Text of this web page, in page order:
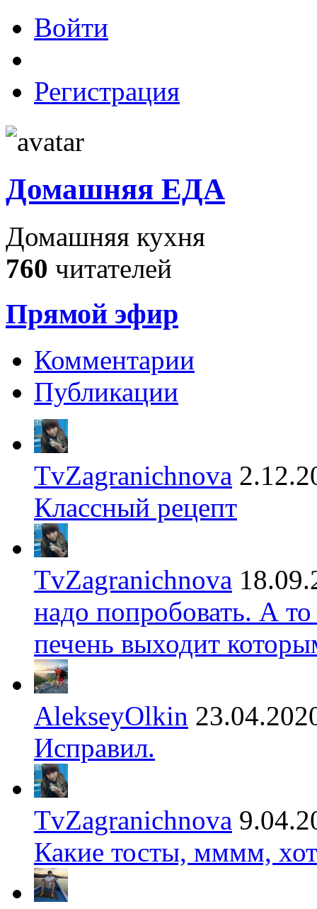
Войти
Регистрация
Домашняя ЕДА
Домашняя кухня
760 читателей
Прямой эфир
Комментарии
Публикации
TvZagranichnova
Классный рецепт
TvZagranichnova
надо попробовать. А
печень выходит
AlekseyOlkin
Исправил.
TvZagranichnova
Какие тосты, мммм,